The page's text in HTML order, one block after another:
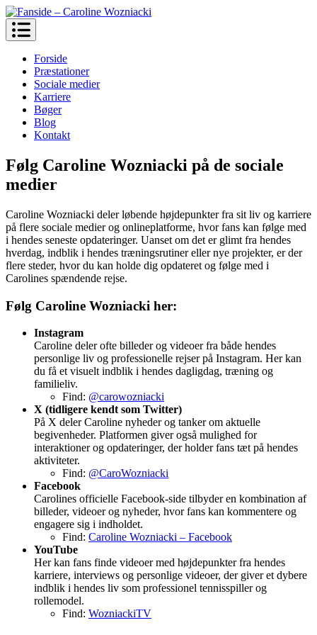
Skip
to
content
Fanside – Caroline Wozniacki
Forside
Præstationer
Sociale medier
Karriere
Bøger
Blog
Kontakt
Følg Caroline Wozniacki på de sociale
medier
Caroline Wozniacki deler løbende højdepunkter fra sit liv og karriere
på flere sociale medier og onlineplatforme, hvor fans kan følge med
i hendes seneste opdateringer. Uanset om det er glimt fra hendes
hverdag, indblik i hendes træningsrutiner eller nye projekter, er der
flere steder, hvor du kan holde dig opdateret og følge med i
Carolines spændende rejse.
Følg Caroline Wozniacki her:
Instagram
Caroline deler ofte billeder og videoer fra både hendes
personlige liv og professionelle rejser på Instagram. Her kan
du få et visuelt indblik i hendes dagligdag, træning og
familieliv.
Find: @carowozniacki
X (tidligere kendt som Twitter)
På X deler Caroline nyheder og tanker om aktuelle
begivenheder. Platformen giver også mulighed for
interaktioner og opdateringer, der holder fans tæt på hendes
aktiviteter.
Find: @CaroWozniacki
Facebook
Carolines officielle Facebook-side tilbyder en kombination af
billeder, videoer og nyheder, hvor fans kan kommentere og
engagere sig i indholdet.
Find: Caroline Wozniacki – Facebook
YouTube
Her kan fans finde videoer med højdepunkter fra hendes
karriere, interviews og personlige videoer, der giver et dybere
indblik i hendes liv som professionel tennisspiller og
rollemodel.
Find: WozniackiTV